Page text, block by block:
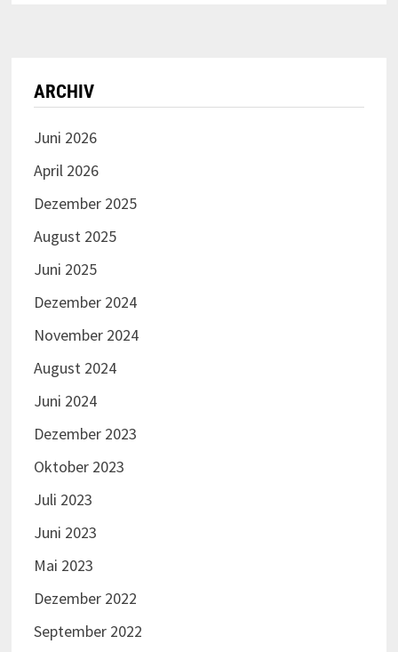
ARCHIV
Juni 2026
April 2026
Dezember 2025
August 2025
Juni 2025
Dezember 2024
November 2024
August 2024
Juni 2024
Dezember 2023
Oktober 2023
Juli 2023
Juni 2023
Mai 2023
Dezember 2022
September 2022